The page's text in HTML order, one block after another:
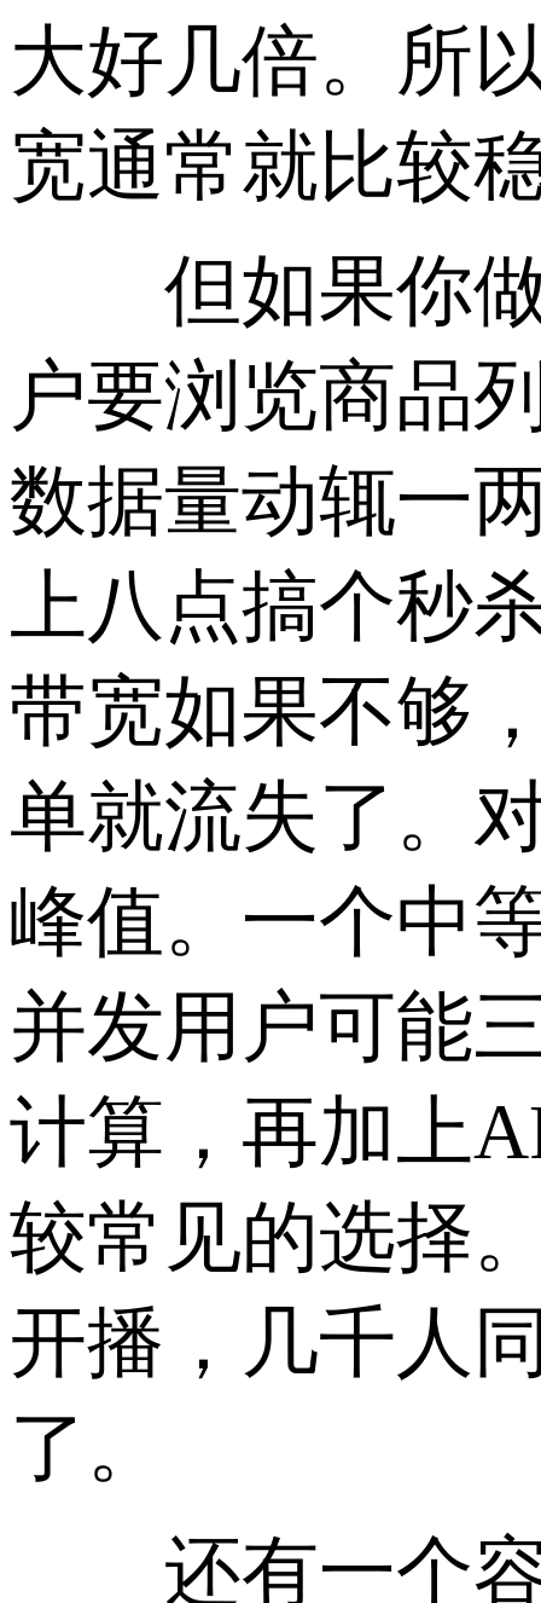
大好几倍。所
宽通常就比较
但如果你做
户要浏览商品
数据量动辄一
上八点搞个秒
带宽如果不够
单就流失了。
峰值。一个中
并发用户可能
计算，再加上
较常见的选择
开播，几千人
了。
还有一个容